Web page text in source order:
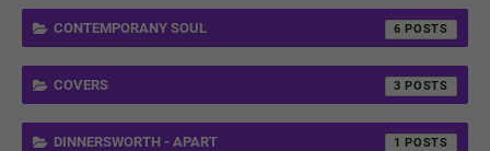
CONTEMPORANY SOUL 6
COVERS 3
DINNERSWORTH - APART 1